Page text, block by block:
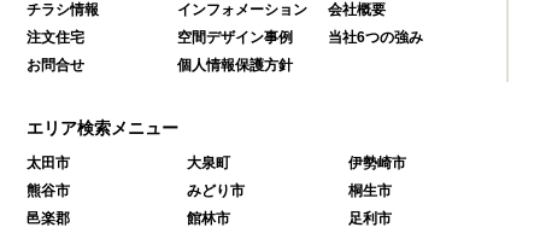
チラシ情報
インフォメーション
会社概要
注文住宅
空間デザイン事例
当社6つの強み
お問合せ
個人情報保護方針
エリア検索メニュー
太田市 大泉町
伊勢崎市
熊谷市
みどり市
桐生市
邑楽郡
館林市 足利市